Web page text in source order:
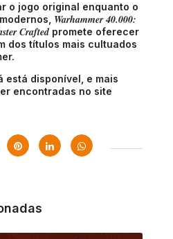
o jogo original enquanto o
Warhammer 40.000:
Crafted promete oferecer
dos títulos mais cultuados
está disponível, e mais
encontradas no site